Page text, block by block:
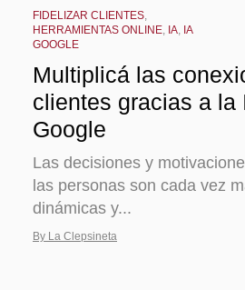
FIDELIZAR CLIENTES,
HERRAMIENTAS ONLINE, IA, IA
GOOGLE
Multiplicá las
clientes gracias a la
Google
Las decisiones y
las personas son cada vez
dinámicas y...
By La Clepsineta